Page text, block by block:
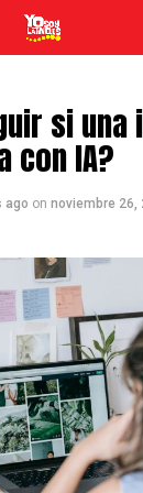
si una
con IA?
ago on noviembre 26,